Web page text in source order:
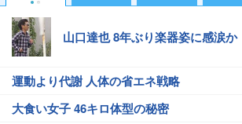
山口達也 8年ぶり楽器姿に感涙か
運動より代謝 人体の省エネ戦略
大食い女子 46キロ体型の秘密